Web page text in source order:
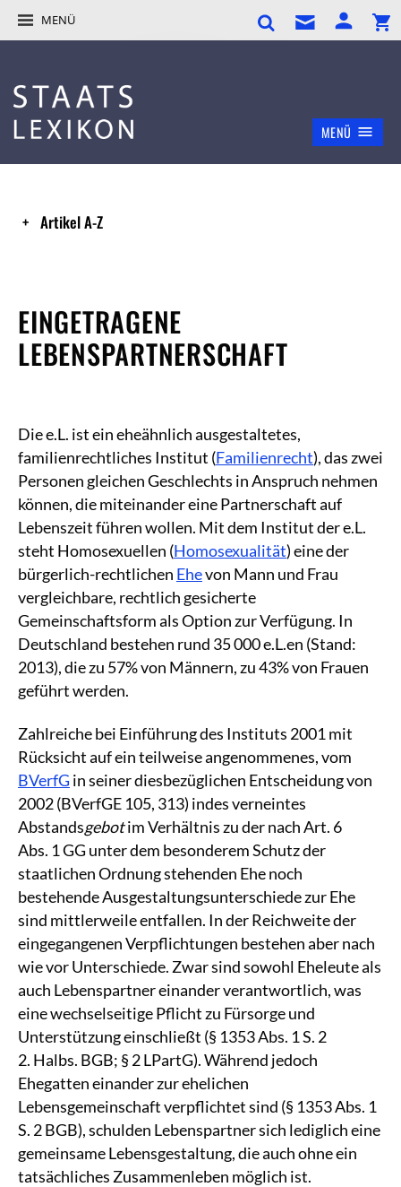
MENÜ
MENÜ
Artikel A-Z
EINGETRAGENE
LEBENSPARTNERSCHAFT
Die e.L. ist ein eheähnlich ausgestaltetes,
familienrechtliches Institut (Familienrecht), das zwei
Personen gleichen Geschlechts in Anspruch nehmen
können, die miteinander eine Partnerschaft auf
Lebenszeit führen wollen. Mit dem Institut der e.L.
steht Homosexuellen (Homosexualität) eine der
bürgerlich-rechtlichen Ehevon Mann und Frau
vergleichbare, rechtlich gesicherte
Gemeinschaftsform als Option zur Verfügung. In
Deutschland bestehen rund 35 000 e.L.en (Stand:
2013), die zu 57% von Männern, zu 43% von Frauen
geführt werden.
Zahlreiche bei Einführung des Instituts 2001 mit
Rücksicht auf ein teilweise angenommenes, vom
BVerfG in seiner diesbezüglichen Entscheidung von
2002 (BVerfGE 105, 313) indes verneintes
Abstandsgebotim Verhältnis zu der nach Art. 6
Abs. 1 GG unter dem besonderem Schutz der
staatlichen Ordnung stehenden Ehe noch
bestehende Ausgestaltungsunterschiede zur Ehe
sind mittlerweile entfallen. In der Reichweite der
eingegangenen Verpflichtungen bestehen aber nach
wie vor Unterschiede. Zwar sind sowohl Eheleute als
auch Lebenspartner einander verantwortlich, was
eine wechselseitige Pflicht zu Fürsorge und
Unterstützung einschließt (§ 1353 Abs. 1 S. 2
2. Halbs. BGB; § 2 LPartG). Während jedoch
Ehegatten einander zur ehelichen
Lebensgemeinschaft verpflichtet sind (§ 1353 Abs. 1
S. 2 BGB), schulden Lebenspartner sich lediglich eine
gemeinsame Lebensgestaltung, die auch ohne ein
tatsächliches Zusammenleben möglich ist.